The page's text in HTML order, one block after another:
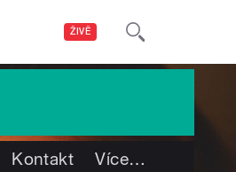
ŽIVĚ
Kontakt Více…